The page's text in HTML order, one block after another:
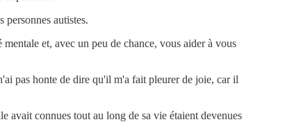
autistes.
et, avec un peu de chance, vous aider à vous
pas honte de dire qu'il m'a fait pleurer de joie, car il
avait connues tout au long de sa vie étaient devenues